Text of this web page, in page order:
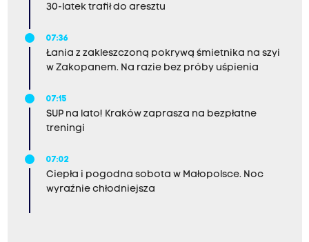
30-latek trafił do aresztu
07:36
Łania z zakleszczoną pokrywą śmietnika na szyi
w Zakopanem. Na razie bez próby uśpienia
07:15
SUP na lato! Kraków zaprasza na bezpłatne
treningi
07:02
Ciepła i pogodna sobota w Małopolsce. Noc
wyraźnie chłodniejsza